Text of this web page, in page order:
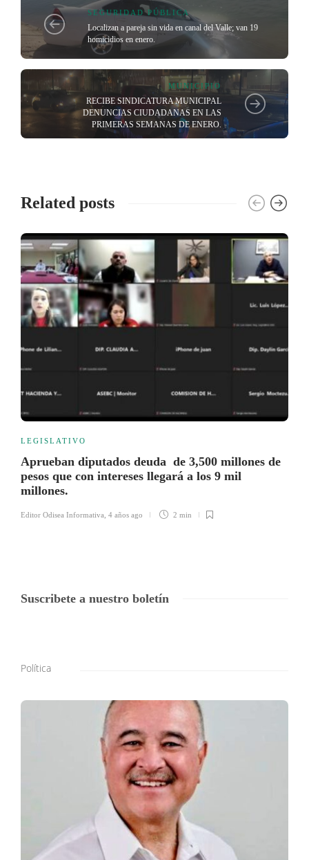
SEGURIDAD PÚBLICA
Localizan a pareja sin vida en canal del Valle; van 19
homicidios en enero.
MUNICIPIO
RECIBE SINDICATURA MUNICIPAL
DENUNCIAS CIUDADANAS EN LAS
PRIMERAS SEMANAS DE ENERO.
Related posts
LEGISLATIVO
Aprueban diputados deuda de 3,500 millones de
pesos que con intereses llegará a los 9 mil
millones.
Editor Odisea Informativa 4 años ago 2 min
Suscribete a nuestro boletín
Política